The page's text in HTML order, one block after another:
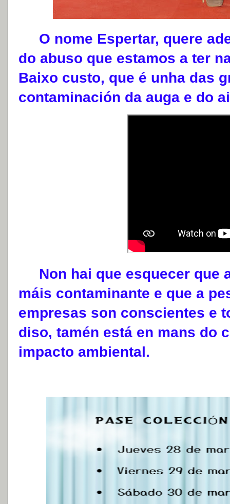
O nome Espertar, quere
do abuso que estamos a ter
Baixo custo, que é unha das
contaminación da auga e do
Non hai que esquecer que
máis contaminante e que a
empresas son conscientes e
diso, tamén está en mans do
impacto ambiental.